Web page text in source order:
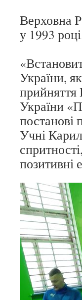
Верховна
у 1993
України,
прийняття
України
постанові
Учні
позитивні